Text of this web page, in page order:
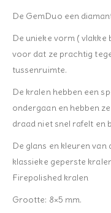
De GemDuo een
De unieke vorm (
voor dat ze prachtig
tussenruimte.
De kralen hebben een
ondergaan en hebben
draad niet snel rafelt en
De glans en kleuren van
klassieke geperste
Firepolished kralen
Grootte: 8×5 mm.